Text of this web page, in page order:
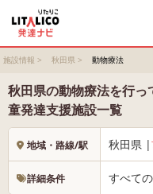
施設情報 > 秋田県 > 動物療法
秋田県の動物療法を行
童発達支援施設一覧
地域・路線/駅 秋田県 |
詳細条件 すべて